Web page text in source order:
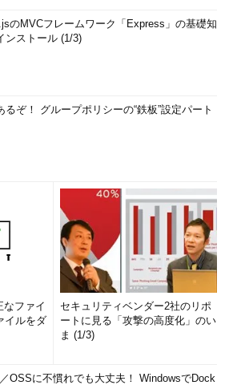
のMVCフレームワーク「Express」の基礎知
ンストール (1/3)
るぞ！ グループポリシーの“鉄板”設定パート
なファイ
イルをダ
セキュリティベンダー2社のリポ
ートに見る「攻撃の高度化」のい
ま (1/3)
OSSに不慣れでも大丈夫！ WindowsでDock